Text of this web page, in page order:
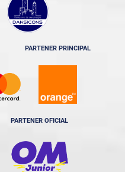
PARTENER PRINCIPAL
PARTENER OFICIAL